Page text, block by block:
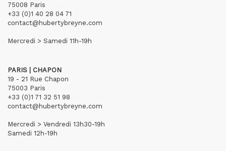
75008 Paris
+33 (0)1 40 28 04 71
contact@hubertybreyne.com
Mercredi > Samedi 11h-19h
PARIS | CHAPON
19 - 21 Rue Chapon
75003 Paris
+33 (0)1 71 32 51 98
contact@hubertybreyne.com
Mercredi > Vendredi 13h30-19h
Samedi 12h-19h